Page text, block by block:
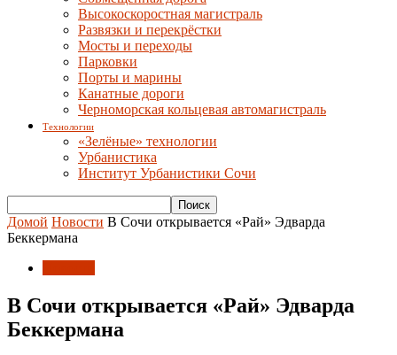
Высокоскоростная магистраль
Развязки и перекрёстки
Мосты и переходы
Парковки
Порты и марины
Канатные дороги
Черноморская кольцевая автомагистраль
Технологии
«Зелёные» технологии
Урбанистика
Институт Урбанистики Сочи
Домой Новости В Сочи открывается «Рай» Эдварда
Беккермана
В Сочи открывается «Рай» Эдварда
Беккермана